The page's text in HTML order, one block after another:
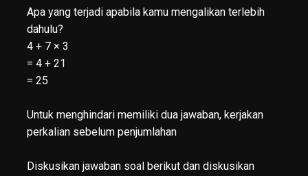
Apa yang terjadi apabila kamu mengalikan terlebih
dahulu?
4 + 7 × 3
= 4 + 21
= 25
Untuk menghindari memiliki dua jawaban, kerjakan
perkalian sebelum penjumlahan
Diskusikan jawaban soal berikut dan diskusikan